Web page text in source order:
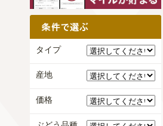
タイプ
産地
価格